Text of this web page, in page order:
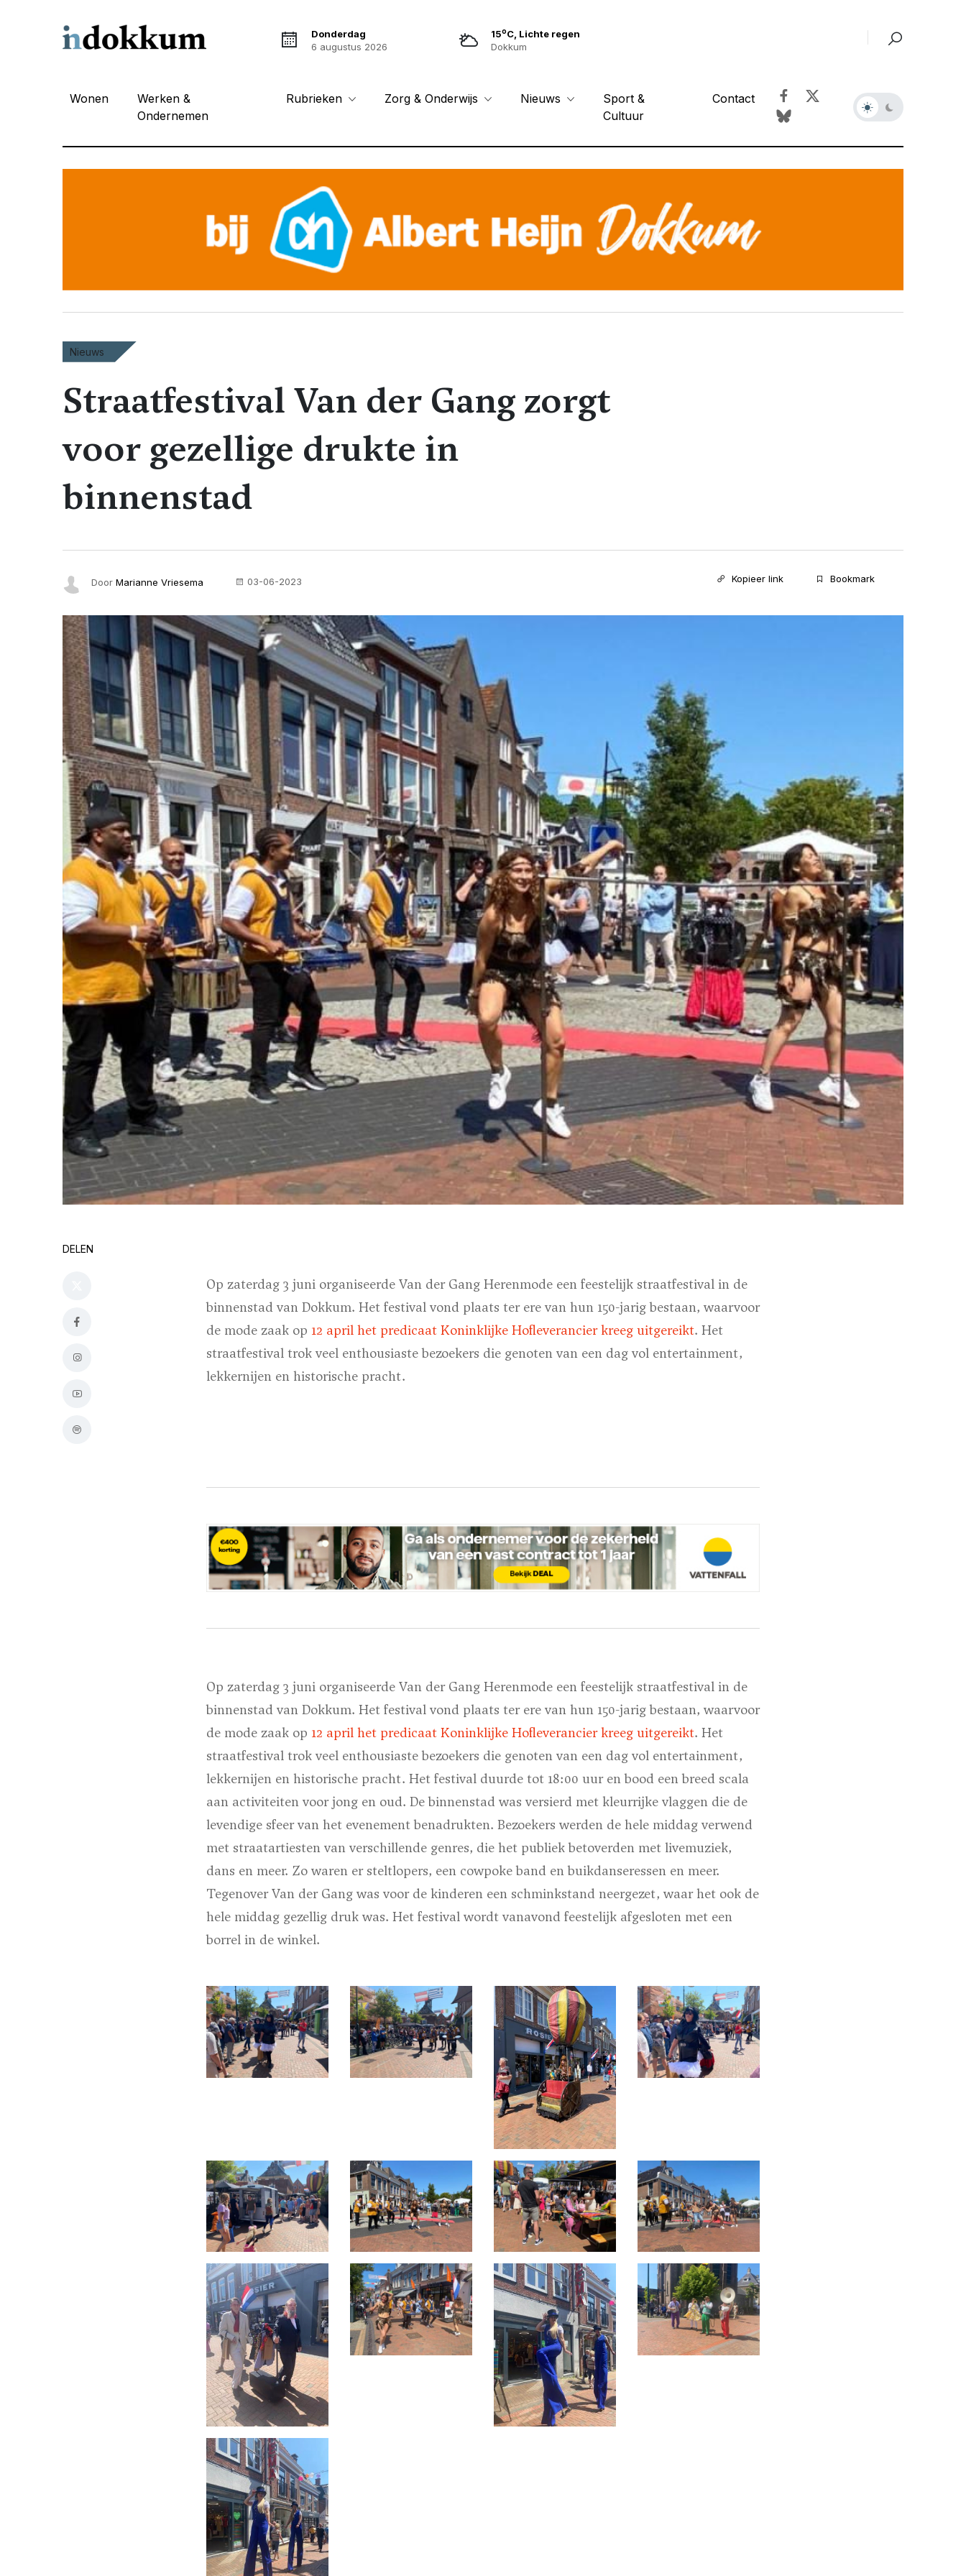
Donderdag
6 augustus 2026
15oC, Lichte regen
Dokkum
Wonen
Werken &
Ondernemen
Rubrieken Zorg & Onderwijs Nieuws
Sport &
Cultuur
Contact
Nieuws
Straatfestival Van der Gang zorgt
voor gezellige drukte in
binnenstad
Door Marianne Vriesema 03-06-2023 Kopieer link Bookmark
DELEN
Op zaterdag 3 juni organiseerde Van der Gang Herenmode een feestelijk straatfestival in de
binnenstad van Dokkum. Het festival vond plaats ter ere van hun 150-jarig bestaan, waarvoor
de mode zaak op 12 april het predicaat Koninklijke Hofleverancier kreeg uitgereikt. Het
straatfestival trok veel enthousiaste bezoekers die genoten van een dag vol entertainment,
lekkernijen en historische pracht.
Op zaterdag 3 juni organiseerde Van der Gang Herenmode een feestelijk straatfestival in de
binnenstad van Dokkum. Het festival vond plaats ter ere van hun 150-jarig bestaan, waarvoor
de mode zaak op 12 april het predicaat Koninklijke Hofleverancier kreeg uitgereikt. Het
straatfestival trok veel enthousiaste bezoekers die genoten van een dag vol entertainment,
lekkernijen en historische pracht. Het festival duurde tot 18:00 uur en bood een breed scala
aan activiteiten voor jong en oud. De binnenstad was versierd met kleurrijke vlaggen die de
levendige sfeer van het evenement benadrukten. Bezoekers werden de hele middag verwend
met straatartiesten van verschillende genres, die het publiek betoverden met livemuziek,
dans en meer. Zo waren er steltlopers, een cowpoke band en buikdanseressen en meer.
Tegenover Van der Gang was voor de kinderen een schminkstand neergezet, waar het ook de
hele middag gezellig druk was. Het festival wordt vanavond feestelijk afgesloten met een
borrel in de winkel.